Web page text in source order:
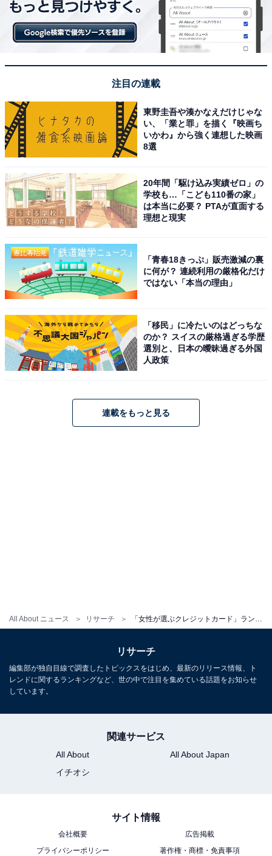
All About ニュース リサーチ
付帯サービス満足度では、1位「イオンカードセレク
付帯サービス満足度TOP3
ード」、3位「auPAYカード」でした。
項目別を全て比較すると、総合2位の「楽天カード」
が、リピート率と還元率満足度で2位、利用率で1位を獲
得。総合1位の「auPAYカード」は、リピート率で3位、
付帯サービス満足度で2位にランクインしています。
回答者のコメントを見ると、「キャンペーン企画が充実
携できるので、チャージしなくても使える」（楽天カー
ド／福岡県40代）、「紛失時の対応がとても良かった」
注目の連載
東野圭吾や湊かなえだけじゃな
い、「業と罪」を描く『映画ち
いかわ』から強く連想した映画
8選
20年間「駆け込み実績ゼロ」の
学校も…「こども110番の家」
は本当に必要？ PTAが直面する
理想と現実
「青春18きっぷ」販売激減の裏
に何が？ 連続利用の厳格化だけ
ではない「本当の理由」
「移民」に冷たいのはどっちな
のか？ スイスの厳格過ぎる学歴
選別と、日本の曖昧過ぎる外国
人政策
連載をもっと見る
リサーチ
編集部が独自目線で調査したトピックスをはじめ、最新のリリース情報、ト
レンドに関するランキングなど、世の中で注目を集めている話題をお知らせ
しています。
関連サービス
All About
All About Japan
イチオシ
サイト情報
会社概要
広告掲載
プライバシーポリシー
著作権・商標・免責事項